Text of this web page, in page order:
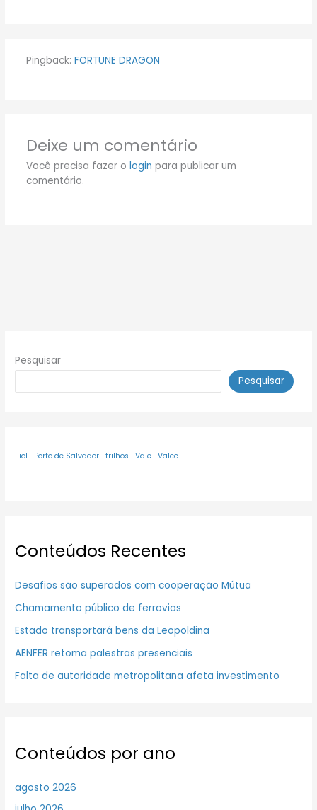
Pingback: FORTUNE DRAGON
Deixe um comentário
Você precisa fazer o login para publicar um
comentário.
Pesquisar
Pesquisar
Fiol Porto de Salvador trilhos Vale Valec
Conteúdos Recentes
Desafios são superados com cooperação Mútua
Chamamento público de ferrovias
Estado transportará bens da Leopoldina
AENFER retoma palestras presenciais
Falta de autoridade metropolitana afeta investimento
Conteúdos por ano
agosto 2026